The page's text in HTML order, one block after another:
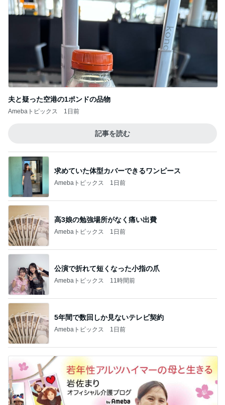
夫と疑った空港の1ポンドの品物
Amebaトピックス 1日前
記事を読む
求めていた体型カバーできるワンピース
Amebaトピックス 1日前
高3娘の勉強場所がなく痛い出費
Amebaトピックス 1日前
公演で折れて短くなった小指の爪
Amebaトピックス 11時間前
5年間で数回しか見ないテレビ契約
Amebaトピックス 1日前